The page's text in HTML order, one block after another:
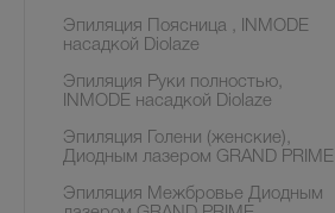
Эпиляция Поясница , INMODE
насадкой Diolaze
Эпиляция Руки полностью,
INMODE насадкой Diolaze
Эпиляция Голени (женские),
Диодным лазером GRAND PRIME
Эпиляция Межбровье Диодным